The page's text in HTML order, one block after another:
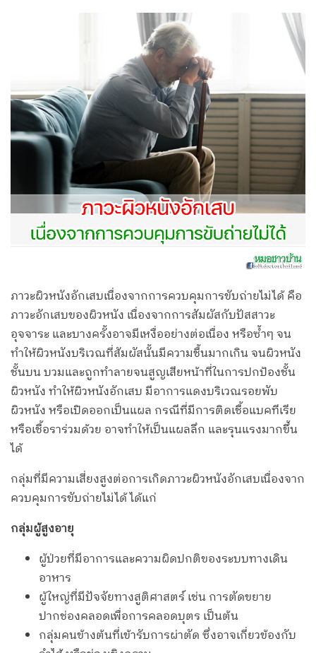
ภาวะผิวหนังอักเสบเนื่องจากการควบคุมการขับถ่ายไม่ได้ คือ
ภาวะอักเสบของผิวหนัง เนื่องจากการสัมผัสกับปัสสาวะ
อุจจาระ และบางครั้งอาจมีเหงื่ออย่างต่อเนื่อง หรือซ้ำๆ จน
ทำให้ผิวหนังบริเวณที่สัมผัสนั้นมีความชื้นมากเกิน จนผิวหนัง
ชั้นบน บวมและถูกทำลายจนสูญเสียหน้าที่ในการปกป้องชั้น
ผิวหนัง ทำให้ผิวหนังอักเสบ มีอาการแดงบริเวณรอยพับ
ผิวหนัง หรือเปิดออกเป็นแผล กรณีที่มีการติดเชื้อแบคทีเรีย
หรือเชื้อราร่วมด้วย อาจทำให้เป็นแผลลึก และรุนแรงมากขึ้น
ได้
กลุ่มที่มีความเสี่ยงสูงต่อการเกิดภาวะผิวหนังอักเสบเนื่องจาก
ควบคุมการขับถ่ายไม่ได้ ได้แก่
กลุ่มผู้สูงอายุ
ผู้ป่วยที่มีอาการและความผิดปกติของระบบทางเดิน
อาหาร
ผู้ใหญ่ที่มีปัจจัยทางสูติศาสตร์ เช่น การตัดขยาย
ปากช่องคลอดเพื่อการคลอดบุตร เป็นต้น
กลุ่มคนข้างต้นที่เข้ารับการผ่าตัด ซึ่งอาจเกี่ยวข้องกับ